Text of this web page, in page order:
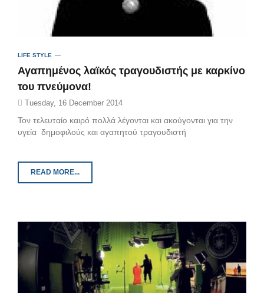
LIFE STYLE
Αγαπημένος λαϊκός τραγουδιστής με καρκίνο
του πνεύμονα!
Tuesday, 16 December 2014
Τον τελευταίο καιρό πολλά λέγονται και ακούγονται για την
υγεία δημοφιλούς και αγαπητού τραγουδιστή
READ MORE...